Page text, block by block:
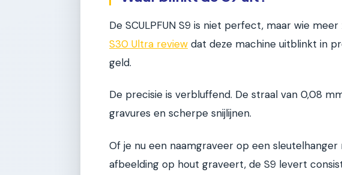
De SCULPFUN S9 is niet perfect, maar wie
S30 Ultra review dat deze machine uitblinkt in
geld.
De precisie is verbluffend. De straal van 0,08
gravures en scherpe snijlijnen.
Of je nu een naamgraveer op een
afbeelding op hout graveert, de S9 levert